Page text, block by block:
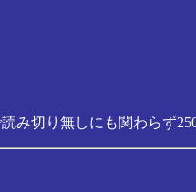
切り無しにも関わらず